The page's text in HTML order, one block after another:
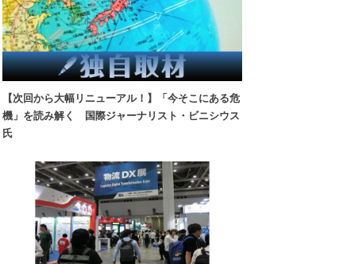
【次回から大幅リニューアル！】「今そこにある危
機」を読み解く 国際ジャーナリスト・ビニシウス
氏